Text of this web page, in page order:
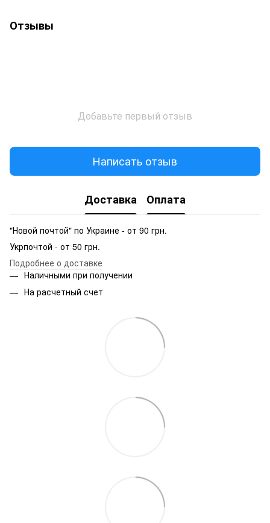
Отзывы
Добавьте первый отзыв
Написать отзыв
Доставка Оплата
"Новой почтой" по Украине - от 90 грн.
Укрпочтой - от 50 грн.
Подробнее о доставке
Наличными при получении
На расчетный счет